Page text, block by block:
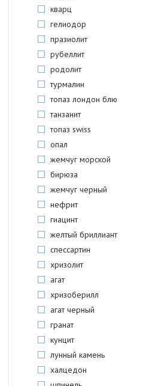
кварц
гелиодор
празиолит
рубеллит
родолит
турмалин
топаз лондон блю
танзанит
топаз swiss
опал
жемчуг морской
бирюза
жемчуг черный
нефрит
гиацинт
желтый бриллиант
спессартин
хризолит
агат
хризоберилл
агат черный
гранат
кунцит
лунный камень
халцедон